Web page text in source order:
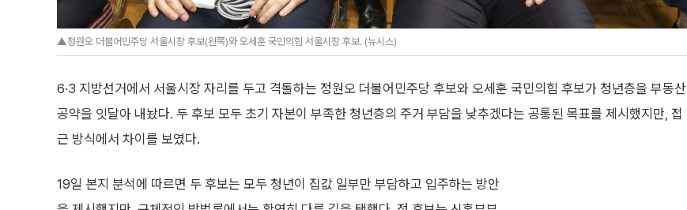
▲정원오 더불어민주당 서울시장 후보(왼쪽)와 오세훈 국민의힘 서울시장 후보. (뉴시스)
6·3 지방선거에서 서울시장 자리를 두고 격돌하는 정원오 더불어민주당 후보와 오세훈 국민의힘 후보가 청년층을 부동산
공약을 잇달아 내놨다. 두 후보 모두 초기 자본이 부족한 청년층의 주거 부담을 낮추겠다는 공통된 목표를 제시했지만, 접
근 방식에서 차이를 보였다.
19일 본지 분석에 따르면 두 후보는 모두 청년이 집값 일부만 부담하고 입주하는 방안